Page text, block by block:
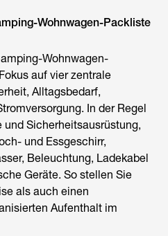
Wohnwagen-Packliste
Wohnwagen-
auf vier zentrale
Alltagsbedarf,
In der Regel
Sicherheitsausrüstung,
und Essgeschirr,
Beleuchtung, Ladekabel
Geräte. So stellen Sie
als auch einen
Aufenthalt im